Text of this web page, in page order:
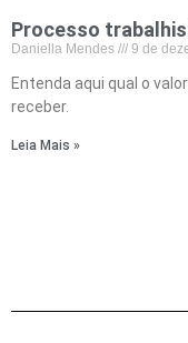
Processo
Daniella Mendes 9 de
Entenda aqui qual o
receber.
Leia Mais »